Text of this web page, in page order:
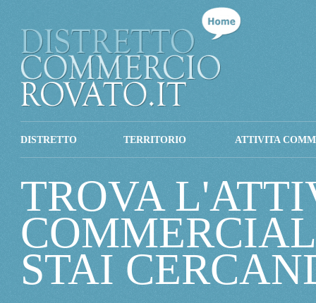
DISTRETTO TERRITORIO ATTIVITA
TROVA
STAI